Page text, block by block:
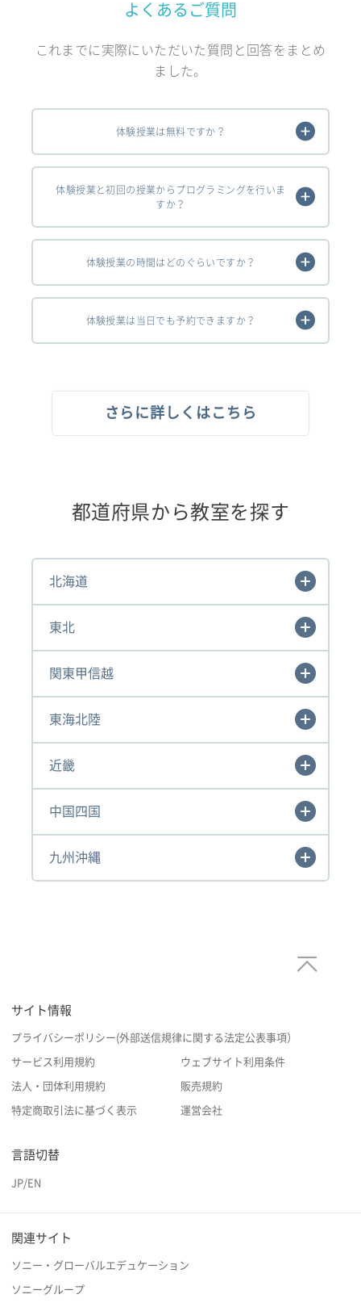
よくあるご質問
これまでに実際にいただいた質問と回答をまとめ
ました。
体験授業は無料ですか？
体験授業と初回の授業からプログラミングを行いま
すか？
体験授業の時間はどのぐらいですか？
体験授業は当日でも予約できますか？
さらに詳しくはこちら
都道府県から教室を探す
北海道
東北
関東甲信越
東海北陸
近畿
中国四国
九州沖縄
サイト情報
プライバシーポリシー(外部送信規律に関する法定公表事項）
サービス利用規約 ウェブサイト利用条件
法人・団体利用規約 販売規約
特定商取引法に基づく表示 運営会社
言語切替
JP/EN
関連サイト
ソニー・グローバルエデュケーション
ソニーグループ